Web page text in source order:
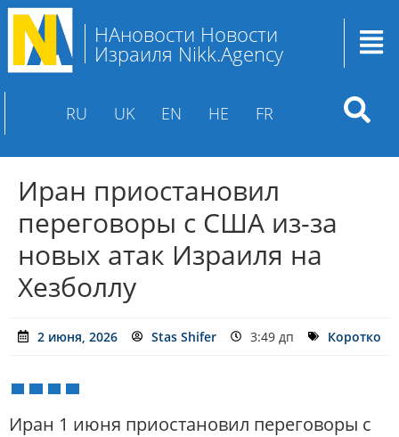
НАновости Новости
Израиля Nikk.Agency
RU UK EN HE FR
Иран приостановил
переговоры с США из-за
новых атак Израиля на
Хезболлу
2 июня, 2026 Stas Shifer 3:49 дп Коротко
Иран 1 июня приостановил переговоры с